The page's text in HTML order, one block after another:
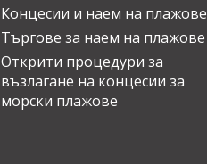
Концесии и наем на плажове
Търгове за наем на плажове
Открити процедури за
възлагане на концесии за
морски плажове